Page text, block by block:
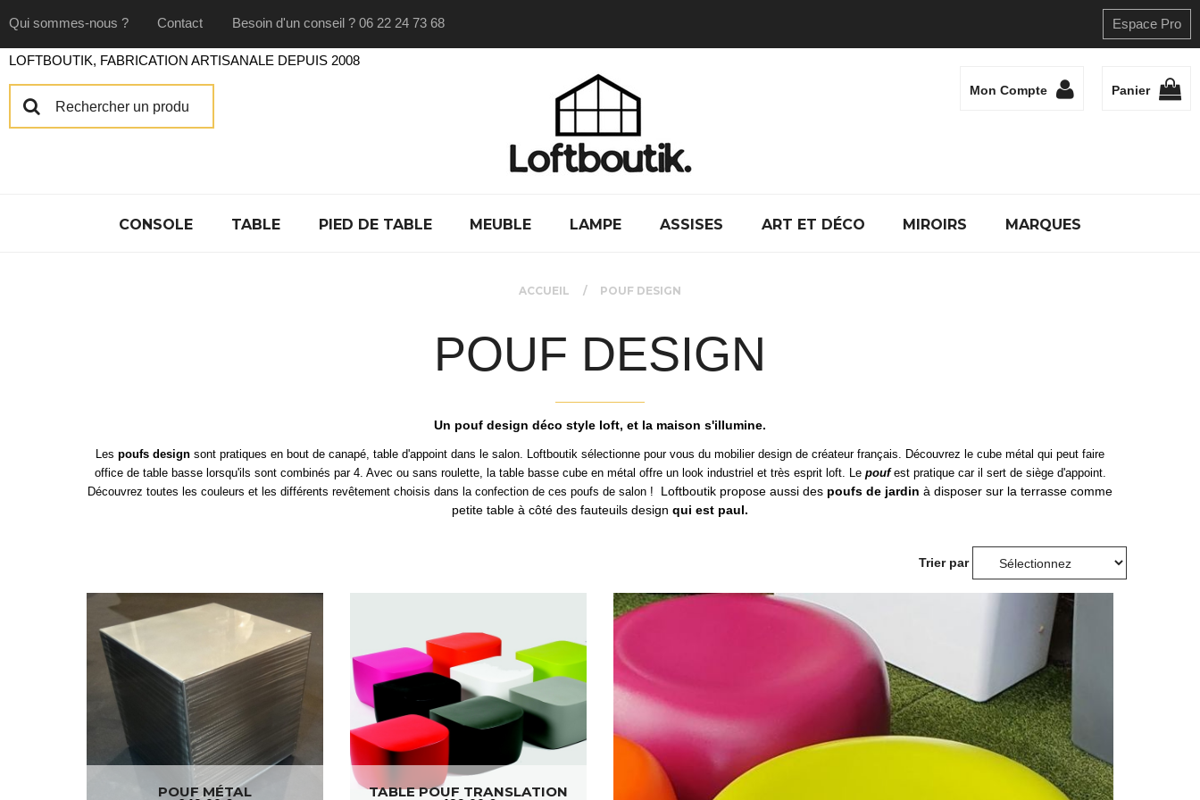
Qui sommes-nous ? Contact Besoin d'un conseil ? 06 22 24 73 68 Espace Pro
Mon Compte Panier
CONSOLE TABLE PIED DE TABLE MEUBLE LAMPE ASSISES ART ET DÉCO MIROIRS MARQUES
ACCUEIL POUF DESIGN
POUF DESIGN
Un pouf design déco style loft, et la maison s'illumine.
Les poufs design sont pratiques en bout de canapé, table d'appoint dans le salon. Loftboutik sélectionne pour vous du mobilier design de créateur français. Découvrez le cube métal qui peut faire
office de table basse lorsqu'ils sont combinés par 4. Avec ou sans roulette, la table basse cube en métal offre un look industriel et très esprit loft. Lepoufest pratique car il sert de siège d'appoint.
Découvrez toutes les couleurs et les différents revêtement choisis dans la confection de ces poufs de salon !
Loftboutik propose aussi des poufs de jardin à disposer sur la terrasse comme
petite table à côté des fauteuils design qui est paul.
Trier par
POUF MÉTAL TABLE POUF TRANSLATION
LOFTBOUTIK, FABRICATION ARTISANALE DEPUIS 2008